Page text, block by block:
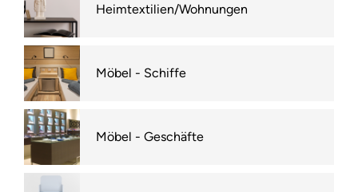
Heimtextilien/Wohnungen
Möbel - Schiffe
Möbel - Geschäfte